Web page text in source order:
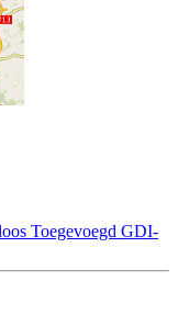
Toegevoegd GDI-